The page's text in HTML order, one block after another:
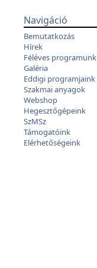
Navigáció
Bemutatkozás
Hírek
Féléves programunk
Galéria
Eddigi programjaink
Szakmai anyagok
Webshop
Hegesztőgépeink
SzMSz
Támogatóink
Elérhetőségeink